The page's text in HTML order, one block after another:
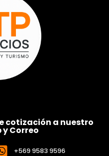
cotización a nuestro
Correo
+569 9583 9596